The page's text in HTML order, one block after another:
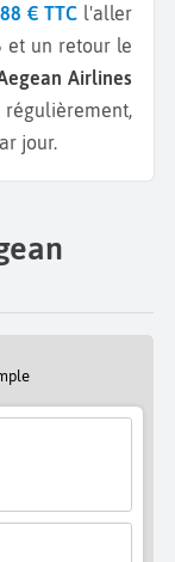
€ TTC l'aller
et un retour le
Airlines
jour.